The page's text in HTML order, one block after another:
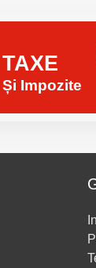
TAXE
Și Impozite